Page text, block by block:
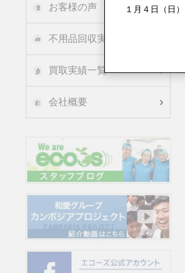
お客様の声
不用品回収実績
買取実績一覧
会社概要
１月４日（日